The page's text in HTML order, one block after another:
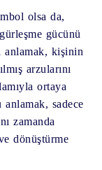
olsa da,
gücünü
anlamak, kişinin
arzularını
ortaya
anlamak, sadece
zamanda
dönüştürme